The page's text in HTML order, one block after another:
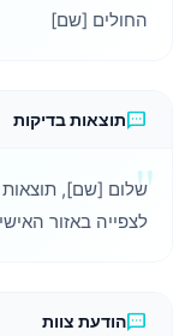
החולים [שם]
smsתוצאות בדיקות
שלום [שם],
לצפייה באזור
smsהודעת צוות